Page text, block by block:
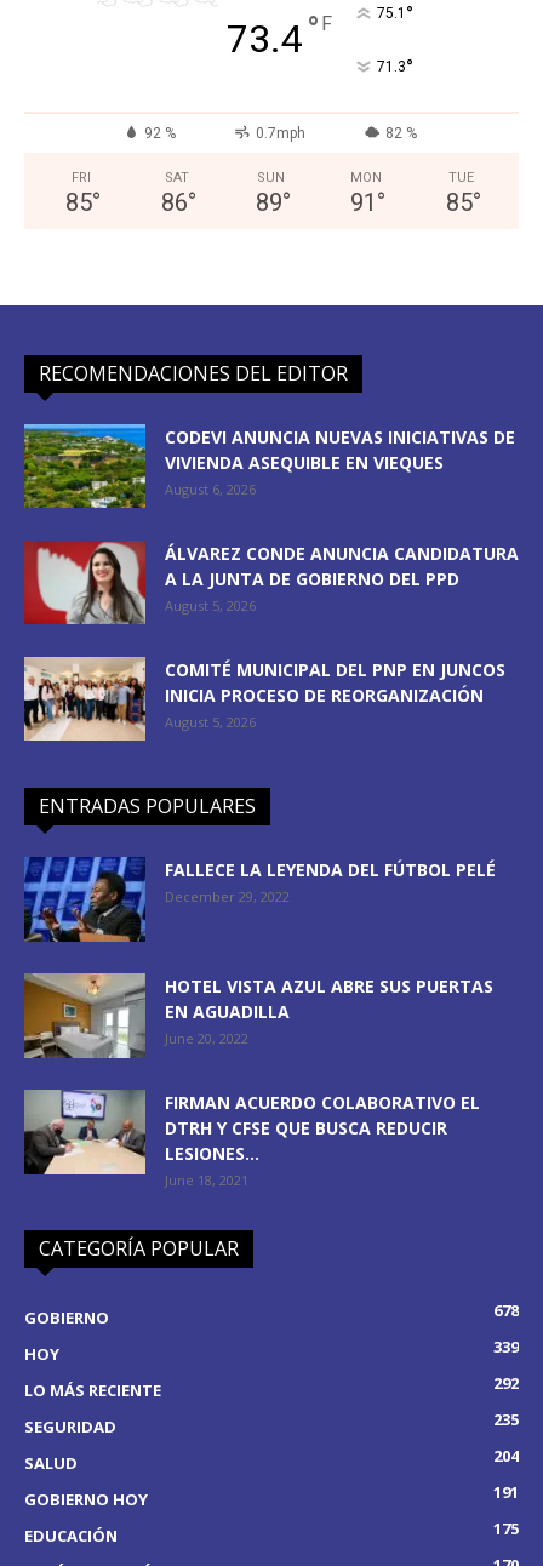
73.4° F 75.1 °
71.3°
92 % 0.7mph 82 %
FRI
85°
SAT
86°
SUN
89°
MON
91 °
TUE
85°
RECOMENDACIONES DEL EDITOR
CODEVI ANUNCIA NUEVAS INICIATIVAS DE
VIVIENDA ASEQUIBLE EN VIEQUES
August 6, 2026
ÁLVAREZ CONDE ANUNCIA CANDIDATURA
A LA JUNTA DE GOBIERNO DEL PPD
August 5, 2026
COMITÉ MUNICIPAL DEL PNP EN JUNCOS
INICIA PROCESO DE REORGANIZACIÓN
August 5, 2026
ENTRADAS POPULARES
FALLECE LA LEYENDA DEL FÚTBOL PELÉ
December 29, 2022
HOTEL VISTA AZUL ABRE SUS PUERTAS
EN AGUADILLA
June 20, 2022
FIRMAN ACUERDO COLABORATIVO EL
DTRH Y CFSE QUE BUSCA REDUCIR
LESIONES...
June 18, 2021
CATEGORÍA POPULAR
GOBIERNO
678
HOY
339
LO MÁS RECIENTE
292
SEGURIDAD
235
SALUD
204
GOBIERNO HOY
191
EDUCACIÓN
175